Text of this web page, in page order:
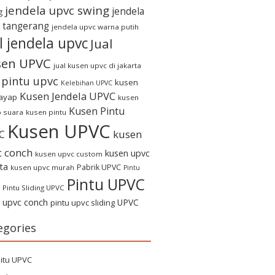
jendela upvc swing jendela
tangerang jendela upvc warna putih
jendela upvc Jual
UPVC jual kusen upvc di jakarta
upvc Kelebihan UPVC kusen
Kusen Jendela UPVC kusen
suara kusen pintu Kusen Pintu
Kusen UPVC kusen
conch kusen upvc custom kusen upvc
kusen upvc murah Pabrik UPVC Pintu
Pintu Sliding UPVC Pintu UPVC
conch pintu upvc sliding UPVC
UPVC